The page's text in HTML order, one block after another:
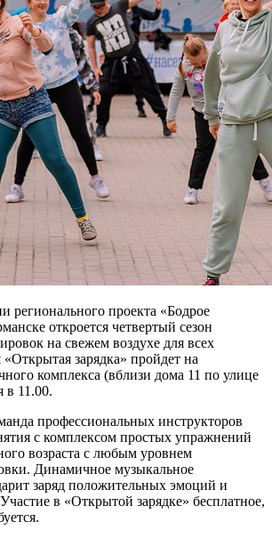
регионального проекта «Бодрое
откроется четвертый сезон
на свежем воздухе для всех
зарядка» пройдет на
комплекса (вблизи дома 11 по улице
в 11.00.
профессиональных инструкторов
с комплексом простых упражнений
возраста с любым уровнем
Динамичное музыкальное
заряд положительных эмоций и
в «Открытой зарядке» бесплатное,